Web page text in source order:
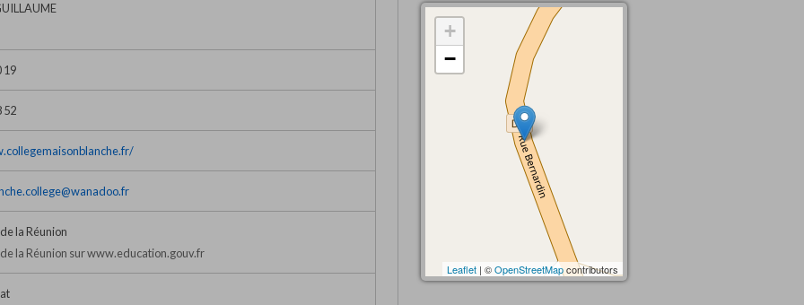
19
52
la Réunion
la Réunion sur www.education.gouv.fr
+
−
Leaflet | ©OpenStreetMapcontributors